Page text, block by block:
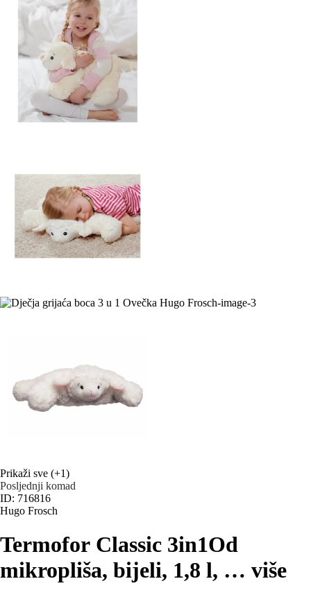
Prikaži sve (+1)
Posljednji komad
ID: 716816
Hugo Frosch
Termofor Classic 3in1Od
mikropliša, bijeli, 1,8 l, … više